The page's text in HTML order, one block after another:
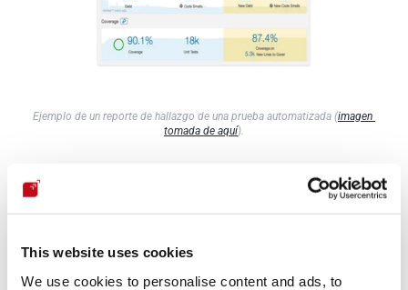
This website uses cookies
We use cookies to personalise content and ads, to
Ejemplo de un reporte de hallazgo de una prueba automatizada (imagen
tomada de aquí).
Los reportes siempre deberían ser revisados por expertos, ya
que las herramientas automatizadas tienden a notificar un
para conocer los riesgos reales de una aplicación.